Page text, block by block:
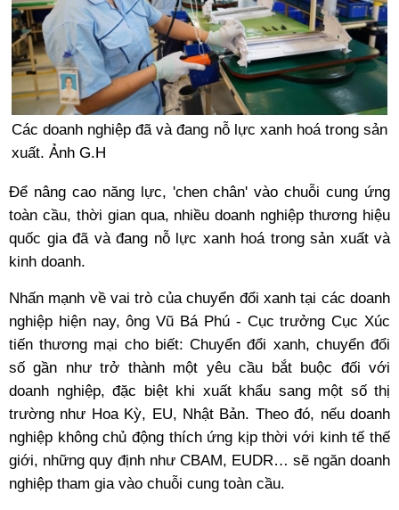
Các doanh nghiệp đã và đang nỗ lực xanh hoá trong sản
xuất. Ảnh G.H
Để nâng cao năng lực, 'chen chân' vào chuỗi cung ứng
toàn cầu, thời gian qua, nhiều doanh nghiệp thương hiệu
quốc gia đã và đang nỗ lực xanh hoá trong sản xuất và
kinh doanh.
Nhấn mạnh về vai trò của chuyển đổi xanh tại các doanh
nghiệp hiện nay, ông Vũ Bá Phú - Cục trưởng Cục Xúc
tiến thương mại cho biết: Chuyển đổi xanh, chuyển đổi
số gần như trở thành một yêu cầu bắt buộc đối với
doanh nghiệp, đặc biệt khi xuất khẩu sang một số thị
trường như Hoa Kỳ, EU, Nhật Bản. Theo đó, nếu doanh
nghiệp không chủ động thích ứng kịp thời với kinh tế thế
giới, những quy định như CBAM, EUDR… sẽ ngăn doanh
nghiệp tham gia vào chuỗi cung toàn cầu.